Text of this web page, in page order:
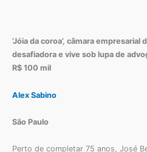
‘Jóia da coroa’, câmara empresarial
desafiadora e vive sob lupa de
R$ 100 mil
Alex Sabino
São Paulo
Perto de completar 75 anos, José